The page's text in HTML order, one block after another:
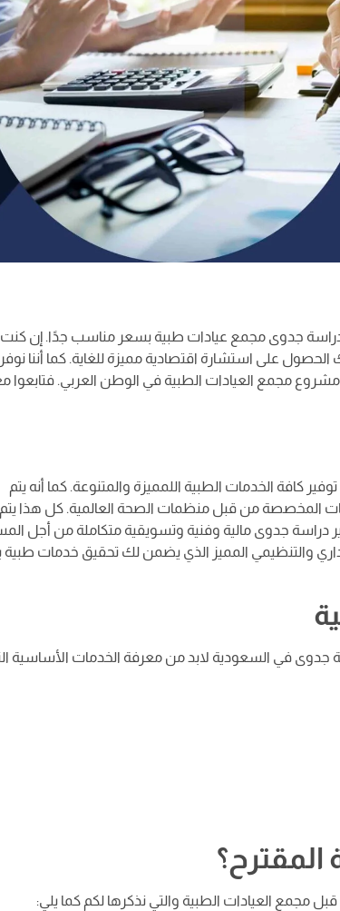
جدوى مجمع عيادات طبية بسعر مناسب جدًا. إن كنت
على استشارة اقتصادية مميزة للغاية. كما أننا
مجمع العيادات الطبية في الوطن العربي. فتابعوا
كافة الخدمات الطبية اللمميزة والمتنوعة. كما أنه يتم
المخصصة من قبل منظمات الصحة العالمية. كل هذا يتم
دراسة جدوى مالية وفنية وتسويقية متكاملة من أجل
والتنظيمي المميز الذي يضمن لك تحقيق خدمات طبية
في السعودية لابد من معرفة الخدمات الأساسية
مجمع العيادات الطبية والتي نذكرها لكم كما يلي: